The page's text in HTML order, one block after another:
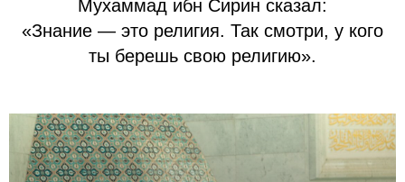
Мухаммад ибн Сирин сказал:
«Знание — это религия. Так смотри, у кого
ты берешь свою религию».